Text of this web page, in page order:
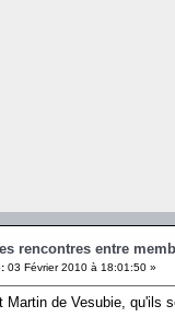
rencontres entre
03 Février 2010 à 18:01:50 »
Martin de Vesubie, qu'ils